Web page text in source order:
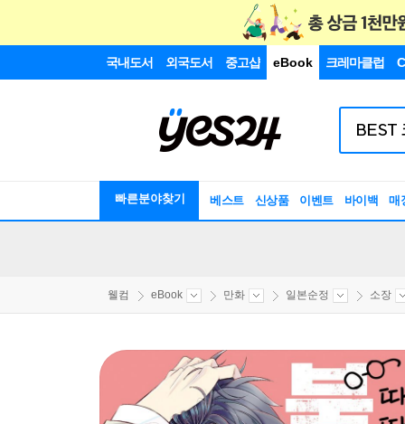
국내도서 외국도서 중고샵 eBook 크레마클럽
빠른분야찾기 베스트 신상품 이벤트 바이백 매
웰컴 eBook 만화 일본순정 소장